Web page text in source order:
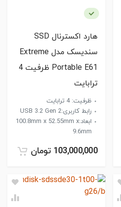
هارد اکسترنال SSD
سندیسک مدل Extreme
Portable E61 ظرفیت 4
ترابایت
ظرفیت: 4 ترابایت
رابط کاربری:USB 3.2 Gen 2
ابعاد:100.8mm x 52.55mm x
9.6mm
103,000,000 تومان